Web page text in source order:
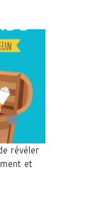
révéler
et